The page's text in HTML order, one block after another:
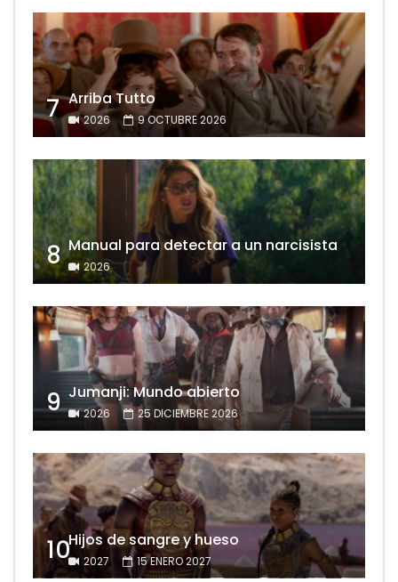
7 Arriba Tutto
2026 9 OCTUBRE 2026
8 Manual para detectar a un narcisista
2026
9 Jumanji: Mundo abierto
2026 25 DICIEMBRE 2026
10Hijos de sangre y hueso
2027 15 ENERO 2027